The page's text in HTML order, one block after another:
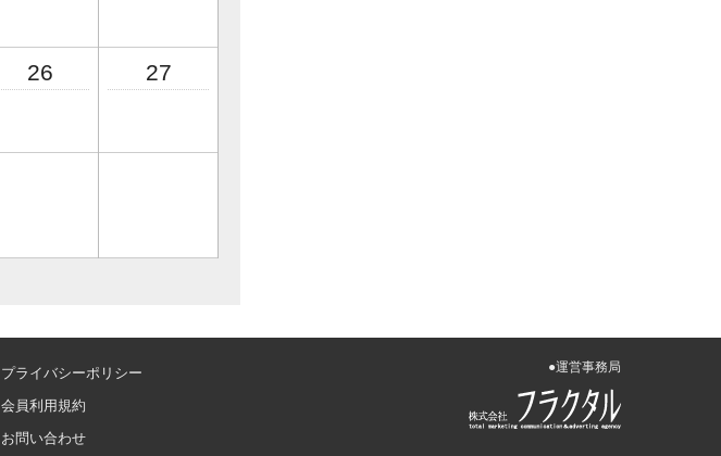
26 27
プライバシーポリシー
会員利用規約
お問い合わせ
●運営事務局